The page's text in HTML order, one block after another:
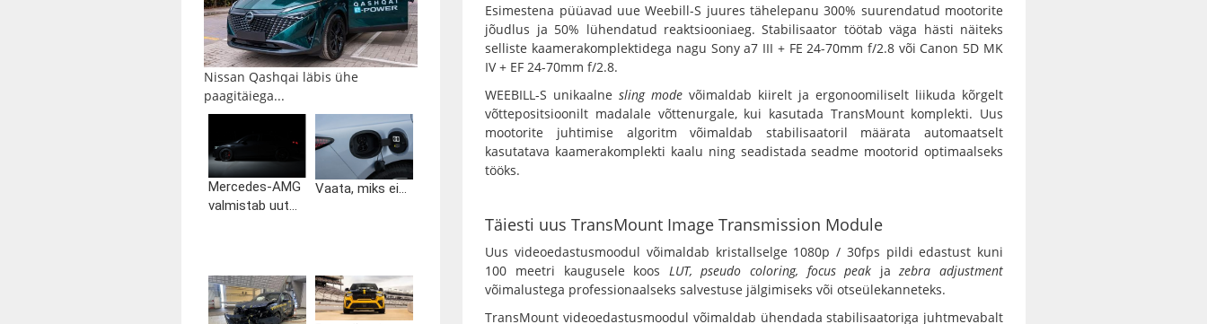
Nissan Qashqai läbis ühe
paagitäiega...
Mercedes-AMG
valmistab uut...
Vaata, miks ei...
Esimestena püüavad uue Weebill-S juures tähelepanu 300% suurendatud mootorite
jõudlus ja 50% lühendatud reaktsiooniaeg. Stabilisaator töötab väga hästi näiteks
selliste kaamerakomplektidega nagu Sony a7 III + FE 24-70mm f/2.8 või Canon 5D MK
IV + EF 24-70mm f/2.8.
WEEBILL-S unikaalnesling mode võimaldab kiirelt ja ergonoomiliselt liikuda kõrgelt
võttepositsioonilt madalale võttenurgale, kui kasutada TransMount komplekti. Uus
mootorite juhtimise algoritm võimaldab stabilisaatoril määrata automaatselt
kasutatava kaamerakomplekti kaalu ning seadistada seadme mootorid optimaalseks
tööks.
Täiesti uus TransMount Image Transmission Module
Uus videoedastusmoodul võimaldab kristallselge 1080p / 30fps pildi edastust kuni
100 meetri kaugusele koos LUT, pseudo coloring, focus peak jazebra adjustment
võimalustega professionaalseks salvestuse jälgimiseks või otseülekanneteks.
TransMount videoedastusmoodul võimaldab ühendada stabilisaatoriga juhtmevabalt